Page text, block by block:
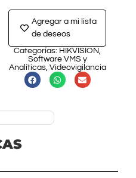
Agregar a mi lista
de deseos
Categorías: HIKVISION,
Software VMS y
Analíticas, Videovigilancia